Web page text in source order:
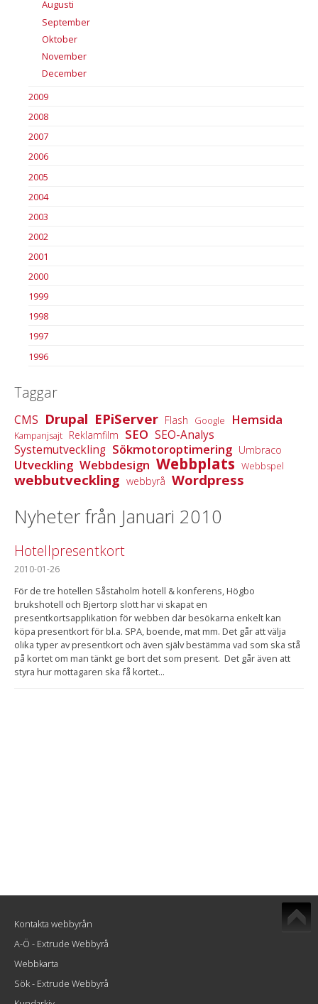
Augusti
September
Oktober
November
December
2009
2008
2007
2006
2005
2004
2003
2002
2001
2000
1999
1998
1997
1996
Taggar
CMS Drupal EPiServer Flash Google Hemsida
Kampanjsajt Reklamfilm SEO SEO-Analys
Systemutveckling Sökmotoroptimering Umbraco
Utveckling Webbdesign Webbplats Webbspel
webbutveckling webbyrå Wordpress
Nyheter från Januari 2010
Hotellpresentkort
2010-01-26
För de tre hotellen Såstaholm hotell & konferens, Högbo
brukshotell och Bjertorp slott har vi skapat en
presentkortsapplikation för webben där besökarna enkelt kan
köpa presentkort för bl.a. SPA, boende, mat mm. Det går att välja
olika typer av presentkort och även själv bestämma vad som ska stå
på kortet om man tänkt ge bort det som present. Det går även att
styra hur mottagaren ska få kortet...
Kontakta webbyrån
A-Ö - Extrude Webbyrå
Webbkarta
Sök - Extrude Webbyrå